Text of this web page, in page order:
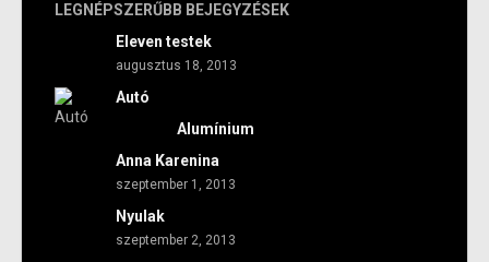
LEGNÉPSZERŰBB BEJEGYZÉSEK
Eleven testek
augusztus 18, 2013
Autó
Alumínium
Anna Karenina
szeptember 1, 2013
Nyulak
szeptember 2, 2013